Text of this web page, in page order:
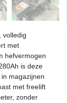
volledig
met
hefvermogen
is deze
magazijnen
met freelift
zonder